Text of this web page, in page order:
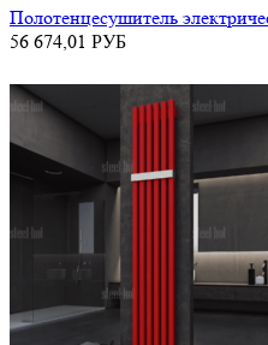
Полотенцесушитель
56 674,01 РУБ